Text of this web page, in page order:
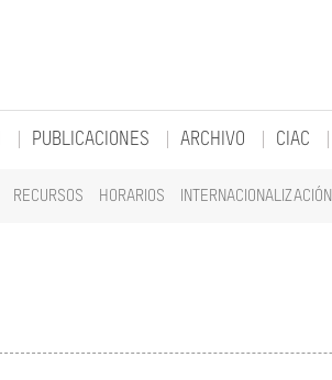
RECURSOS HORARIOS INTERNACIONALIZACIÓN
PUBLICACIONES ARCHIVO CIAC